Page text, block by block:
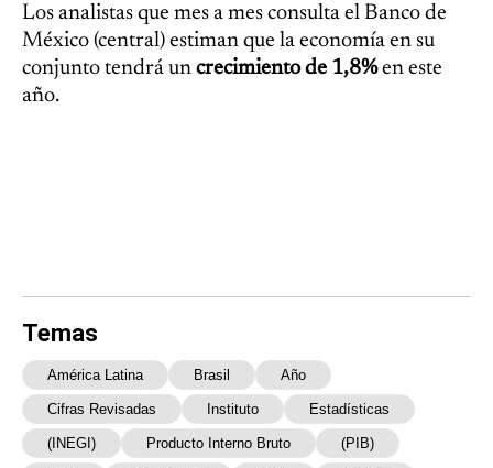
Los analistas que mes a mes consulta el Banco de
México (central) estiman que la economía en su
conjunto tendrá un crecimiento de 1,8%en este
año.
Temas
América Latina Brasil Año
Cifras Revisadas Instituto Estadísticas
(INEGI) Producto Interno Bruto (PIB)